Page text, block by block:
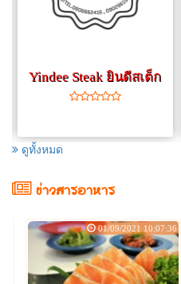
Yindee Steak ยินดีสเต็ก
ดูทั้งหมด
ข่าวสารอาหาร
01/09/2021 10:07:36